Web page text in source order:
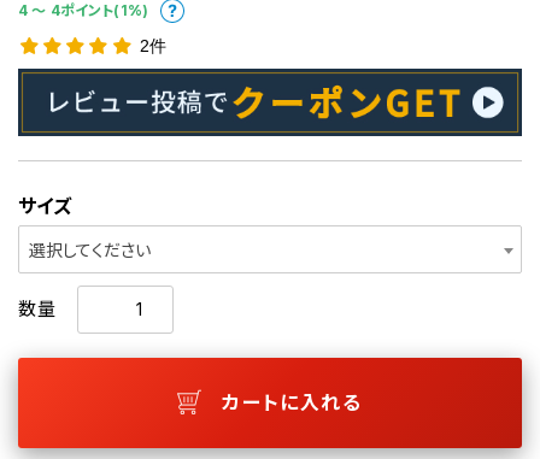
4 〜 4ポイント(1%)
2件
サイズ
選択してください
数量
カートに入れる